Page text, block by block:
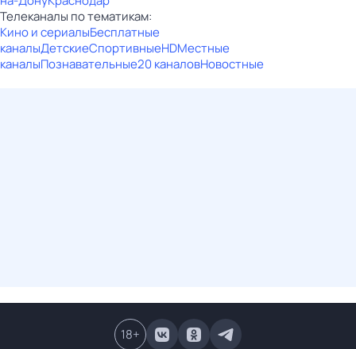
Телеканалы по тематикам:
Кино и сериалыБесплатные
каналыДетскиеСпортивныеHDМестные
каналыПознавательные20 каналовНовостные
18+